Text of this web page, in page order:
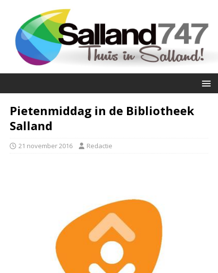
Pietenmiddag in de Bibliotheek
Salland
21 november 2016 Redactie